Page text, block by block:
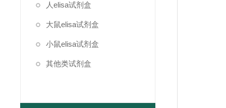
人elisa试剂盒
大鼠elisa试剂盒
小鼠elisa试剂盒
其他类试剂盒